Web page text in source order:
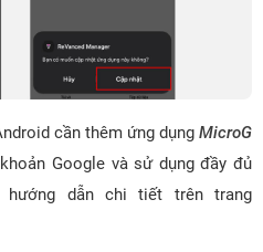
cần thêm ứng dụng MicroG
Google và sử dụng đầy đủ
dẫn chi tiết trên trang